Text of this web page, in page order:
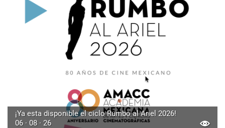
¡Ya esta disponible el ciclo Rumbo al Ariel 2026!
06 · 08 · 26